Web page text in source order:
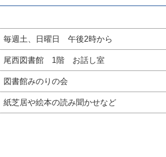
毎週土、日曜日 午後2時から
尾西図書館 1階 お話し室
図書館みのりの会
紙芝居や絵本の読み聞かせなど